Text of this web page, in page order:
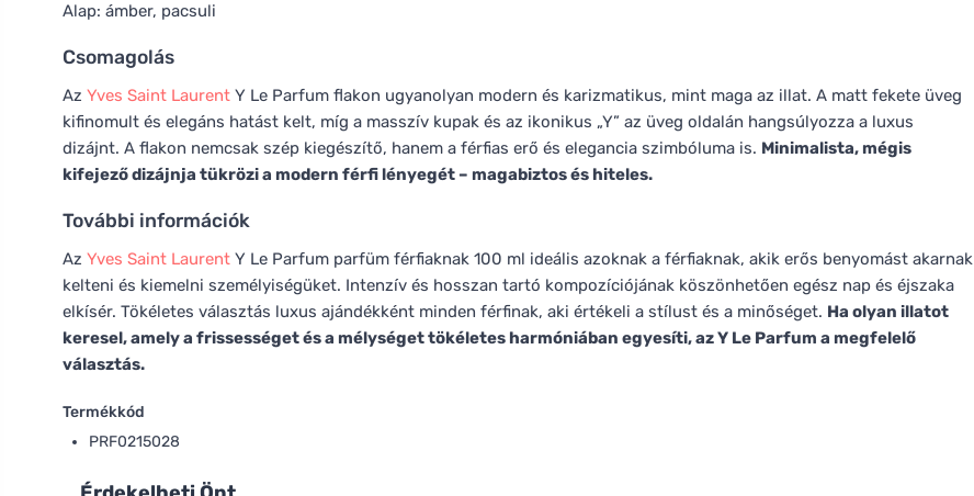
Alap: ámber, pacsuli
Csomagolás
Az Yves Saint Laurent Y Le Parfum flakon ugyanolyan modern és karizmatikus, mint maga az illat. A matt fekete üveg
kifinomult és elegáns hatást kelt, míg a masszív kupak és az ikonikus „Y” az üveg oldalán hangsúlyozza a luxus
dizájnt. A flakon nemcsak szép kiegészítő, hanem a férfias erő és elegancia szimbóluma is. Minimalista, mégis
kifejező dizájnja tükrözi a modern férfi lényegét – magabiztos és hiteles.
További információk
Az Yves Saint Laurent Y Le Parfum parfüm férfiaknak 100 ml ideális azoknak a férfiaknak, akik erős benyomást akarnak
kelteni és kiemelni személyiségüket. Intenzív és hosszan tartó kompozíciójának köszönhetően egész nap és éjszaka
elkísér. Tökéletes választás luxus ajándékként minden férfinak, aki értékeli a stílust és a minőséget. Ha olyan illatot
keresel, amely a frissességet és a mélységet tökéletes harmóniában egyesíti, az Y Le Parfum a megfelelő
választás.
Termékkód
PRF0215028